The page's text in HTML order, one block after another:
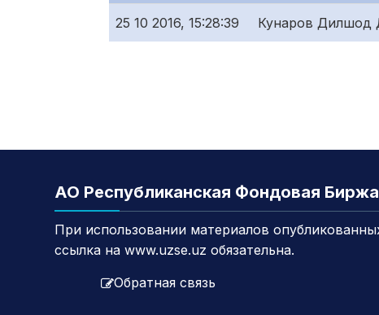
25 10 2016, 15:28:39 Кунаров Дилшод
АО Республиканская Фондовая
При использовании материалов
ссылка на www.uzse.uz обязательна.
Обратная связь